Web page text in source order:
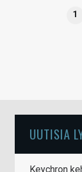
1
UUTISIA
Keychron